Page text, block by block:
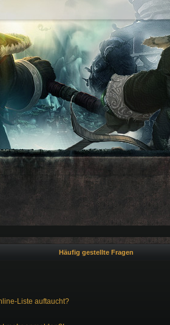
Häufig gestellte Fragen
Liste auftaucht?